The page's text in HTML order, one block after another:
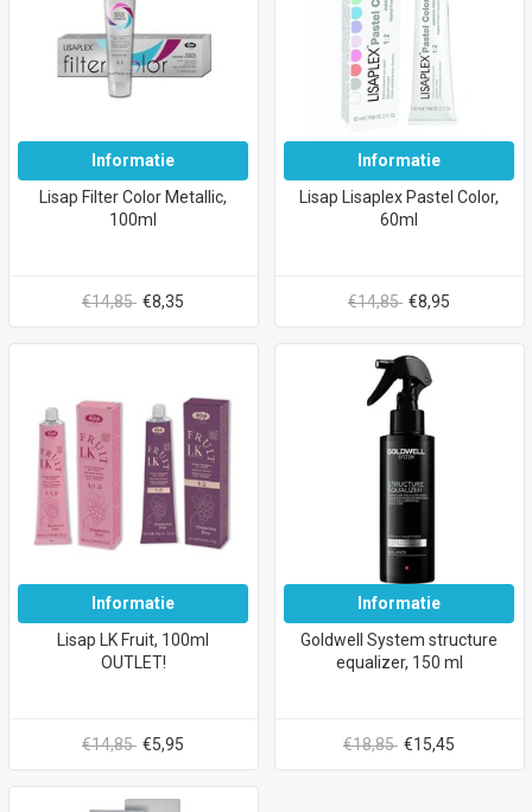
Informatie
Lisap Filter Color Metallic,
100ml
€14,85 €8,35
Informatie
Lisap Lisaplex Pastel Color,
60ml
€14,85 €8,95
Informatie
Lisap LK Fruit, 100ml
OUTLET!
€14,85 €5,95
Informatie
Goldwell System structure
equalizer, 150 ml
€18,85 €15,45